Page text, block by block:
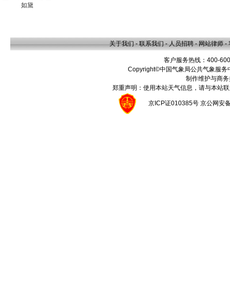
如黛
关于我们 - 联系我们 - 人员招聘 - 网站律师 -
客户服务热线：400-
Copyright©中国气象局公共气象服
制作维护与商
郑重声明：使用本站天气信息，请与本站
京ICP证010385号 京公网安